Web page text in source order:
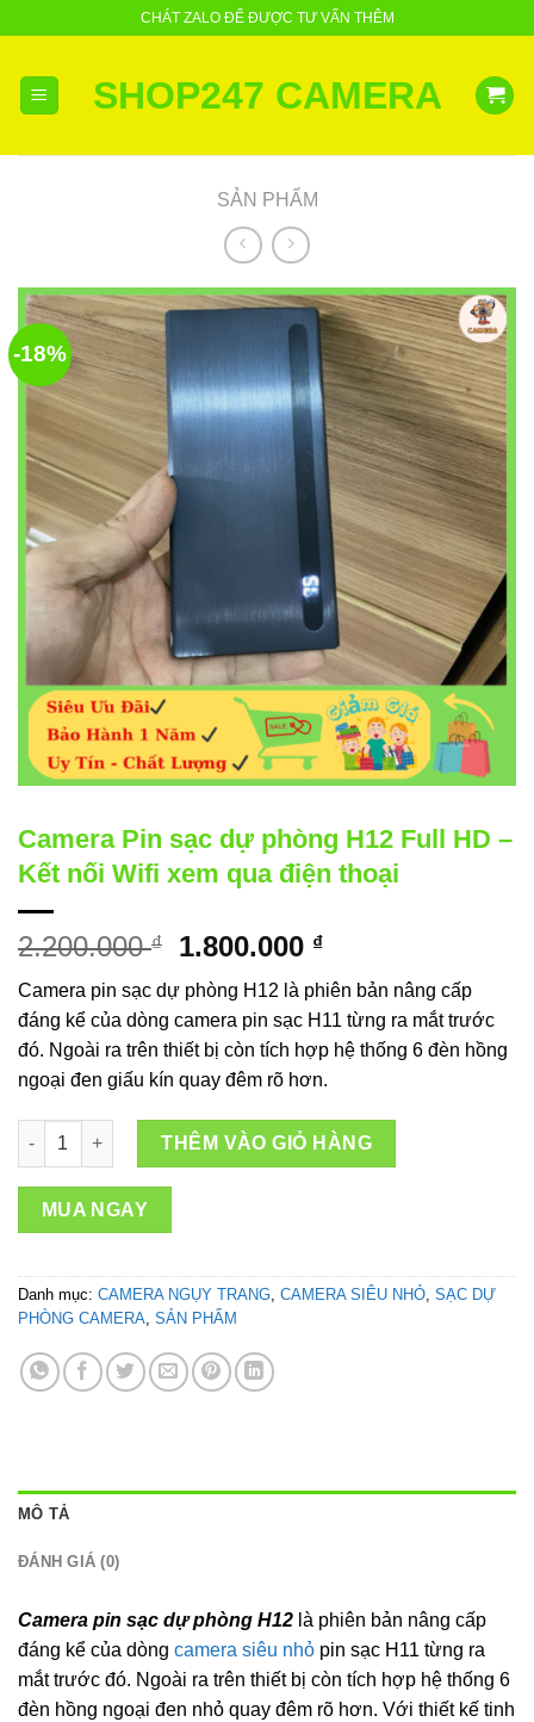
content
CHÁT ZALO ĐỂ ĐƯỢC TƯ VẤN THÊM
SHOP247 CAMERA
SẢN PHẨM
-18%
Camera Pin sạc dự phòng H12 Full HD –
Kết nối Wifi xem qua điện thoại
2.200.000₫
Giá
gốc
là:
2.200.000 ₫.
1.800.000 ₫Giá
hiện
tại
là:
1.800.000 ₫.
Camera pin sạc dự phòng H12 là phiên bản nâng cấp
đáng kể của dòng camera pin sạc H11 từng ra mắt trước
đó. Ngoài ra trên thiết bị còn tích hợp hệ thống 6 đèn hồng
ngoại đen giấu kín quay đêm rõ hơn.
Camera Pin sạc dự phòng H12 Full HD – Kết nối Wifi xem qua
THÊM VÀO GIỎ HÀNG
MUA NGAY
Danh mục: CAMERA NGỤY TRANG, CAMERA SIÊU NHỎ, SẠC DỰ
PHÒNG CAMERA, SẢN PHẨM
MÔ TẢ
ĐÁNH GIÁ (0)
Camera pin sạc dự phòng H12 là phiên bản nâng cấp
đáng kể của dòng camera siêu nhỏ pin sạc H11 từng ra
mắt trước đó. Ngoài ra trên thiết bị còn tích hợp hệ thống 6
đèn hồng ngoại đen nhỏ quay đêm rõ hơn. Với thiết kế tinh